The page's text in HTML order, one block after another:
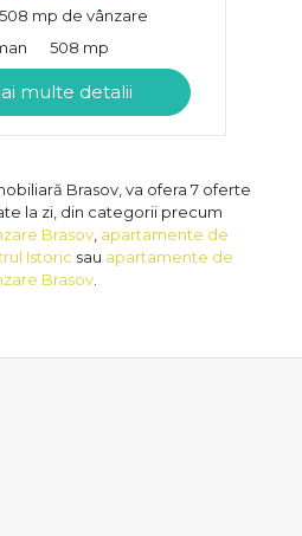
mp de vânzare
508 mp
multe detalii
Brasov, va ofera 7 oferte
la zi, din categorii precum
Brasov apartamente de
Istoric sau apartamente de
Brasov